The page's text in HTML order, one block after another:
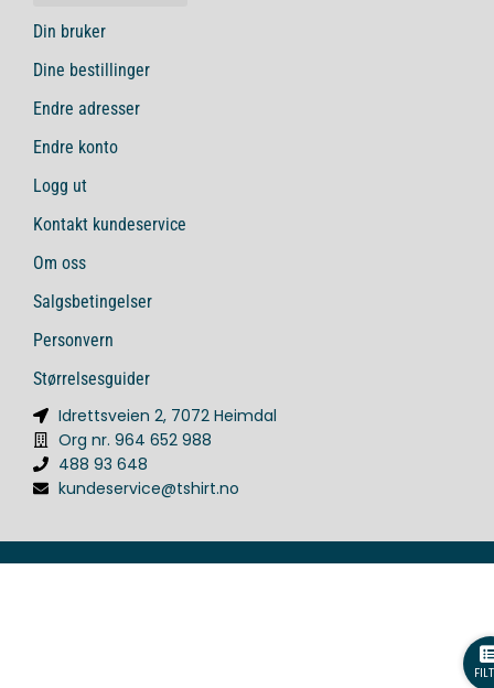
Din bruker
Dine bestillinger
Endre adresser
Endre konto
Logg ut
Kontakt kundeservice
Om oss
Salgsbetingelser
Personvern
Størrelsesguider
Idrettsveien 2, 7072 Heimdal
Org nr. 964 652 988
488 93 648
kundeservice@tshirt.no